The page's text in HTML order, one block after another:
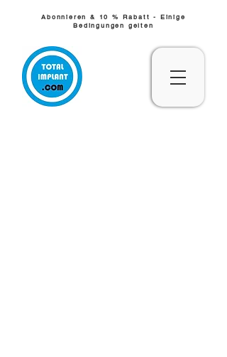
Abonnieren & 10 % Rabatt - Einige
Bedingungen gelten